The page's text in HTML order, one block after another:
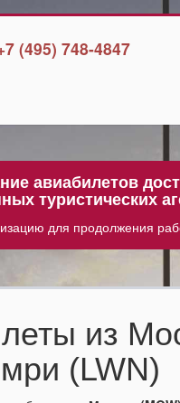
(495) 748-4847
авиабилетов
туристических
для продолжения
из
(LWN)